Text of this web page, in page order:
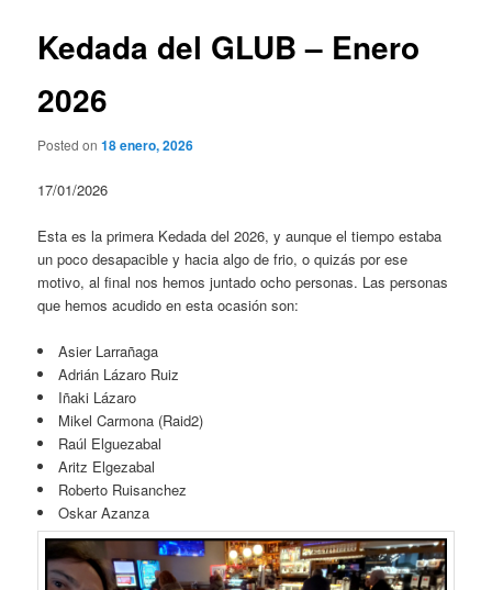
Kedada del GLUB – Enero
2026
Posted on18 enero, 2026
17/01/2026
Esta es la primera Kedada del 2026, y aunque el tiempo estaba
un poco desapacible y hacia algo de frio, o quizás por ese
motivo, al final nos hemos juntado ocho personas. Las personas
que hemos acudido en esta ocasión son:
Asier Larrañaga
Adrián Lázaro Ruiz
Iñaki Lázaro
Mikel Carmona (Raid2)
Raúl Elguezabal
Aritz Elgezabal
Roberto Ruisanchez
Oskar Azanza